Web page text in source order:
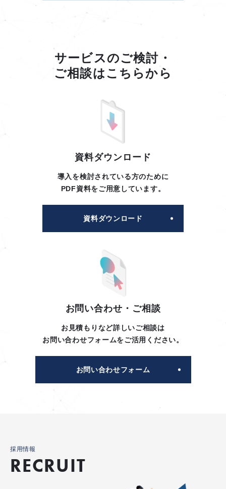
サービスのご検討・
ご相談はこちらから
資料ダウンロード
導入を検討されている方のために
PDF資料をご用意しています。
資料ダウンロード
お問い合わせ・ご相談
お見積もりなど詳しいご相談は
お問い合わせフォームをご活用ください。
お問い合わせフォーム
採用情報
RECRUIT